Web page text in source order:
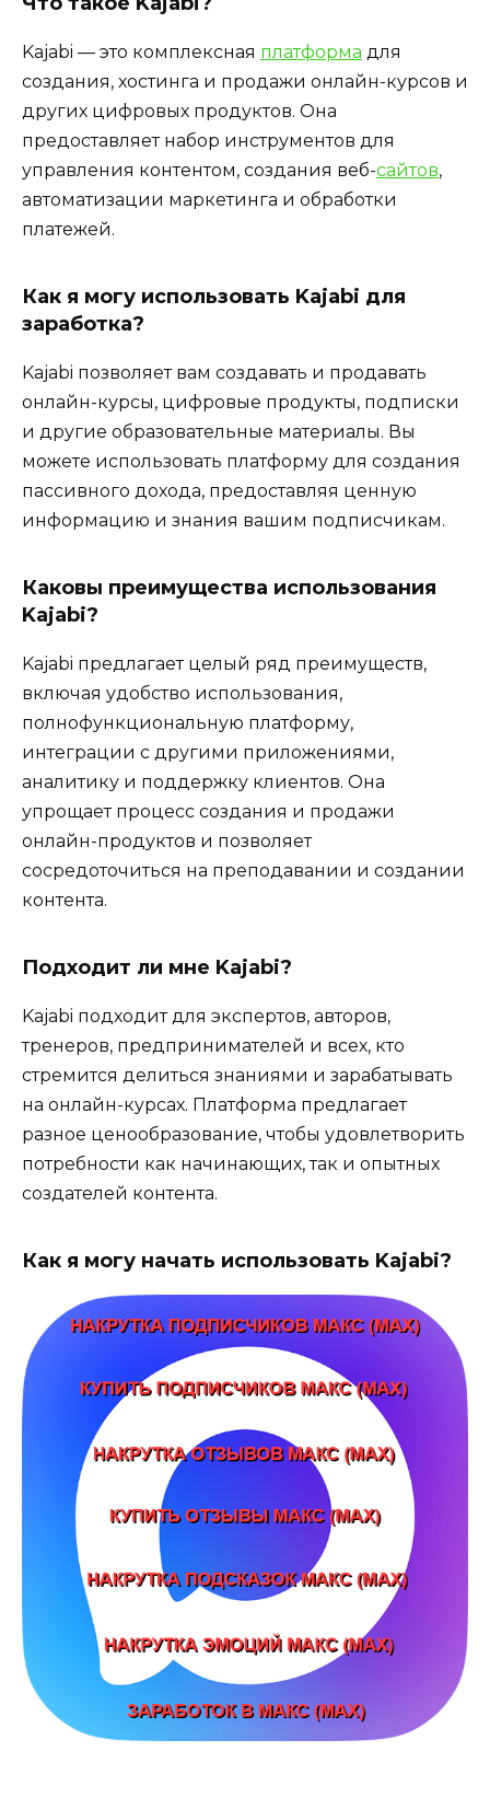
Kajabi — это комплексная платформа для
создания, хостинга и продажи онлайн-курсов и
других цифровых продуктов. Она
предоставляет набор инструментов для
управления контентом, создания веб-сайтов,
автоматизации маркетинга и обработки
платежей.
Как я могу использовать Kajabi для
заработка?
Kajabi позволяет вам создавать и продавать
онлайн-курсы, цифровые продукты, подписки
и другие образовательные материалы. Вы
можете использовать платформу для создания
пассивного дохода, предоставляя ценную
информацию и знания вашим подписчикам.
Каковы преимущества использования
Kajabi?
Kajabi предлагает целый ряд преимуществ,
включая удобство использования,
полнофункциональную платформу,
интеграции с другими приложениями,
аналитику и поддержку клиентов. Она
упрощает процесс создания и продажи
онлайн-продуктов и позволяет
сосредоточиться на преподавании и создании
контента.
Подходит ли мне Kajabi?
Kajabi подходит для экспертов, авторов,
тренеров, предпринимателей и всех, кто
стремится делиться знаниями и зарабатывать
на онлайн-курсах. Платформа предлагает
разное ценообразование, чтобы удовлетворить
потребности как начинающих, так и опытных
создателей контента.
Как я могу начать использовать Kajabi?